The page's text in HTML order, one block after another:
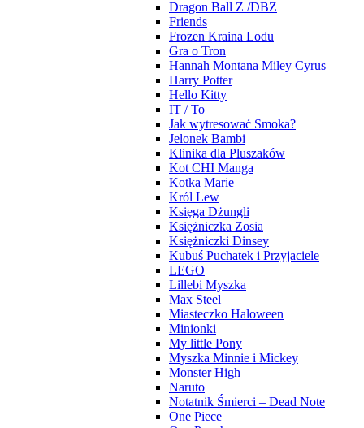
Dragon Ball Z /DBZ
Friends
Frozen Kraina Lodu
Gra o Tron
Hannah Montana Miley Cyrus
Harry Potter
Hello Kitty
IT / To
Jak wytresować Smoka?
Jelonek Bambi
Klinika dla Pluszaków
Kot CHI Manga
Kotka Marie
Król Lew
Księga Dżungli
Księżniczka Zosia
Księżniczki Dinsey
Kubuś Puchatek i Przyjaciele
LEGO
Lillebi Myszka
Max Steel
Miasteczko Haloween
Minionki
My little Pony
Myszka Minnie i Mickey
Monster High
Naruto
Notatnik Śmierci – Dead Note
One Piece